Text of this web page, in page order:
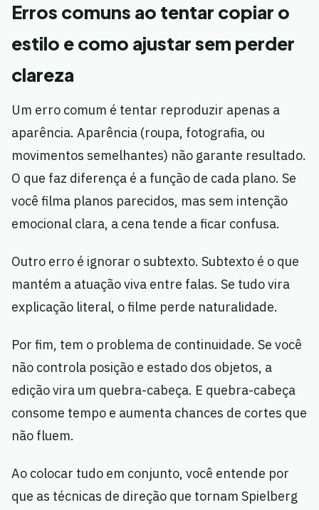
Erros comuns ao tentar copiar o
estilo e como ajustar sem perder
clareza
Um erro comum é tentar reproduzir apenas a
aparência. Aparência (roupa, fotografia, ou
movimentos semelhantes) não garante resultado.
O que faz diferença é a função de cada plano. Se
você filma planos parecidos, mas sem intenção
emocional clara, a cena tende a ficar confusa.
Outro erro é ignorar o subtexto. Subtexto é o que
mantém a atuação viva entre falas. Se tudo vira
explicação literal, o filme perde naturalidade.
Por fim, tem o problema de continuidade. Se você
não controla posição e estado dos objetos, a
edição vira um quebra-cabeça. E quebra-cabeça
consome tempo e aumenta chances de cortes que
não fluem.
Ao colocar tudo em conjunto, você entende por
que as técnicas de direção que tornam Spielberg